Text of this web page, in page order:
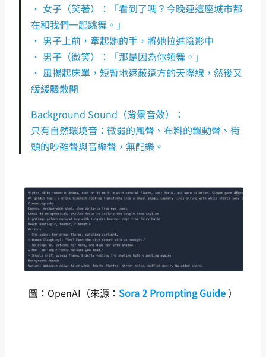
． 女子（笑著）：「看到了嗎？今晚連這座城市都
在和我們一起跳舞。」
． 男子上前，牽起她的手，將她拉進陰影中
． 男子（微笑）：「那是因為你領舞。」
． 風揚起床單，短暫地遮蔽遠方的天際線，然後又
緩緩飄散開
Background Sound（背景音效）：
只有自然環境音：微弱的風聲、布料的飄動聲、街
頭的吵雜聲與音樂聲，無配樂。
圖：OpenAI（來源： Sora 2 Prompting Guide ）